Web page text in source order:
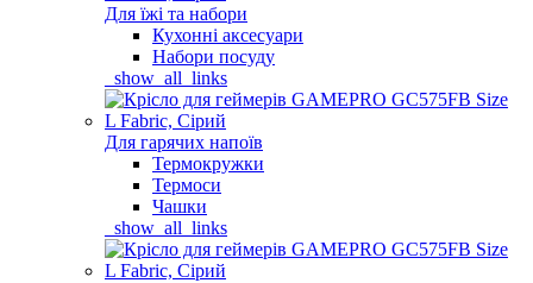
Для їжі та набори
Кухонні аксесуари
Набори посуду
_show_all_links
Для гарячих напоїв
Термокружки
Термоси
Чашки
_show_all_links